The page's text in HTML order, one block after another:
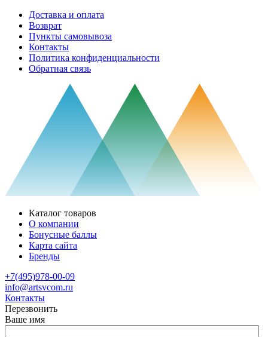
Доставка и оплата
Возврат
Пункты самовывоза
Контакты
Политика конфиденциальности
Обратная связь
Каталог товаров
О компании
Бонусные баллы
Карта сайта
Бренды
+7(495)978-00-09
info@artsvcom.ru
Контакты
Перезвонить
Ваше имя